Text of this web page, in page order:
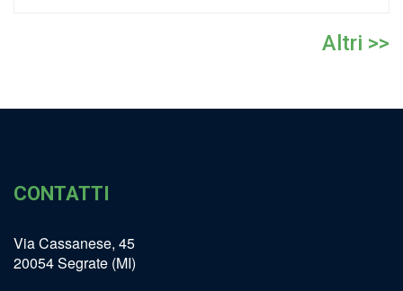
Altri >>
CONTATTI
Via Cassanese, 45
20054 Segrate (MI)